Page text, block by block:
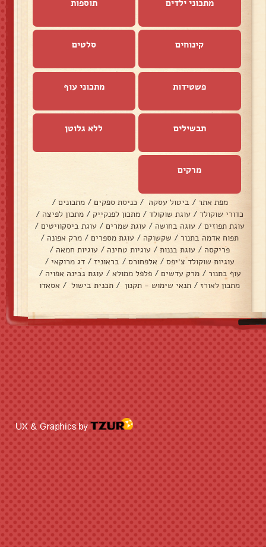
מתכוני ילדים תוספות
קינוחים סלטים
פשטידות מתכוני עוף
תבשילים ללא גלוטן
מרקים
מפת אתר / ביטול עסקה / כניסת ספקים / מתכונים /
כדורי שוקולד / עוגת שוקולד / מתכון לפנקייק / מתכון לפיצה /
עוגת תפוזים / עוגה בחושה / עוגת שמרים / עוגת ביסקוויטים /
תפוח אדמה בתנור/ שקשוקה / עוגת מספרים / מרק אפונה /
פריקסה / עוגת בננות / עוגיות טחינה / עוגיות חמאה /
עוגיות שוקולד צ׳יפס / אלפחורס / בראוניז / דג מרוקאי /
עוף בתנור / מרק עדשים / פלפל ממולא / עוגת גבינה אפויה /
מתכון לאורז / תנאי שימוש - תקנון / תכנית בישול / אסאדו